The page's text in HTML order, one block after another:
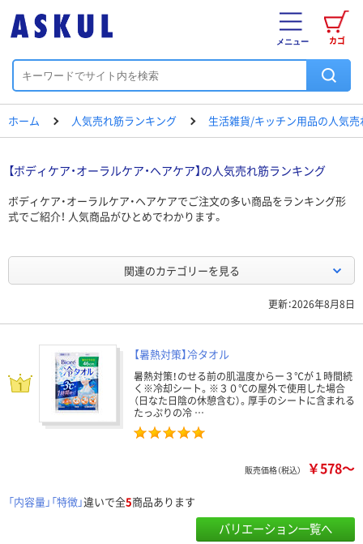
カゴ
メニュー
ホーム 人気売れ筋ランキング 生活雑貨/キッチン用品の人気
【ボディケア・オーラルケア・ヘアケア】の人気売れ筋ランキング
ボディケア・オーラルケア・ヘアケアでご注文の多い商品をランキング形
式でご紹介！ 人気商品がひとめでわかります。
関連のカテゴリーを見る
更新：2026年8月8日
【暑熱対策】冷タオル
暑熱対策！のせる前の肌温度からー３℃が１時間続
く※冷却シート。※３０℃の屋外で使用した場合
（日なた日陰の休憩含む）。厚手のシートに含まれる
たっぷりの冷 …
販売価格（税込） ￥578～
「内容量」「特徴」違いで全5商品あります
バリエーション一覧へ